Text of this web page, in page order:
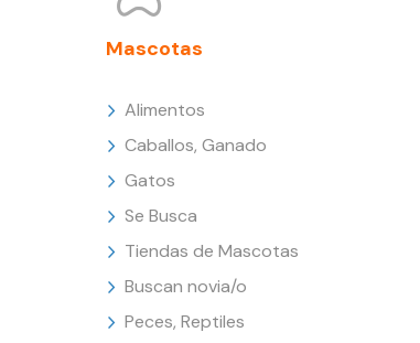
Mascotas
Alimentos
Caballos, Ganado
Gatos
Se Busca
Tiendas de Mascotas
Buscan novia/o
Peces, Reptiles